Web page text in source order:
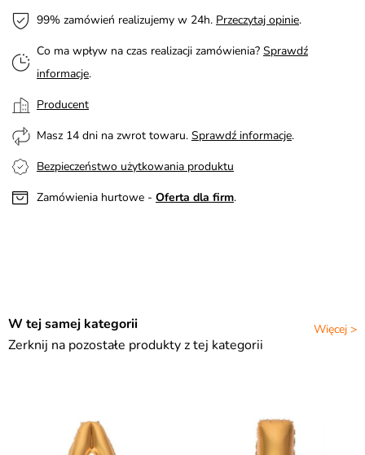
99% zamówień realizujemy w 24h. Przeczytaj opinie.
Co ma wpływ na czas realizacji zamówienia? Sprawdź
informacje.
Producent
Masz 14 dni na zwrot towaru. Sprawdź informacje.
Bezpieczeństwo użytkowania produktu
Zamówienia hurtowe - Oferta dla firm.
Więcej >
W tej samej kategorii
Zerknij na pozostałe produkty z tej kategorii